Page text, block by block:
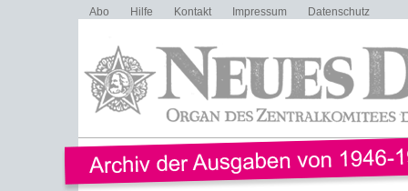
Abo Hilfe Kontakt Impressum Datenschutz